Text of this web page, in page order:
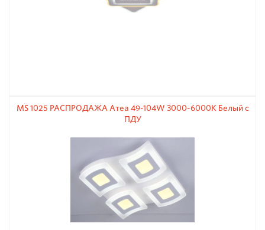
MS 1025 РАСПРОДАЖА Атеа 49-104W 3000-6000К Белый с
ПДУ